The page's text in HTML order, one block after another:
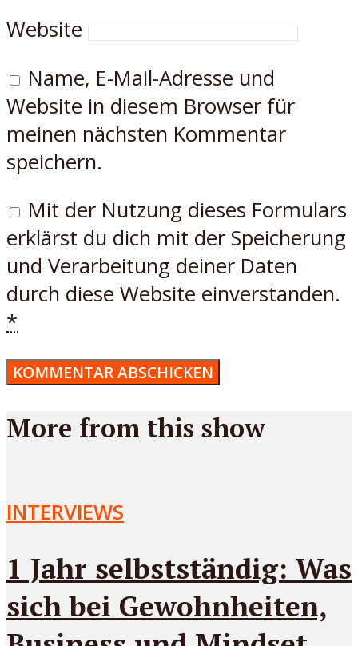
Website
Name, E-Mail-Adresse und
Website in diesem Browser für
meinen nächsten Kommentar
speichern.
Mit der Nutzung dieses Formulars
erklärst du dich mit der Speicherung
und Verarbeitung deiner Daten
durch diese Website einverstanden.
*
More from this show
INTERVIEWS
1 Jahr selbstständig: Was
sich bei Gewohnheiten,